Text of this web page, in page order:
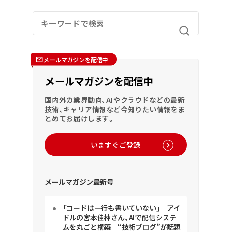
メールマガジンを配信中
メールマガジンを配信中
国内外の業界動向、AIやクラウドなどの最新
技術、キャリア情報など今知りたい情報をま
とめてお届けします。
いますぐご登録
メールマガジン最新号
「コードは一行も書いていない」 アイ
ドルの宮本佳林さん、AIで配信システ
ムを丸ごと構築 “技術ブログ”が話題